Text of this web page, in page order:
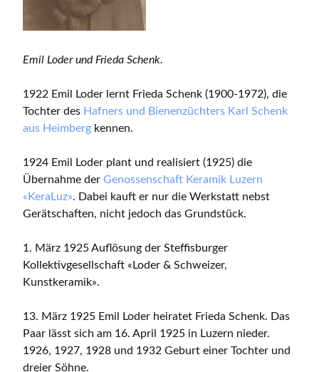
Emil Loder und Frieda Schenk.
1922 Emil Loder lernt Frieda Schenk (1900-1972), die
Tochter des Hafners und Bienenzüchters Karl Schenk
aus Heimberg kennen.
1924 Emil Loder plant und realisiert (1925) die
Übernahme der Genossenschaft Keramik Luzern
«KeraLuz». Dabei kauft er nur die Werkstatt nebst
Gerätschaften, nicht jedoch das Grundstück.
1. März 1925 Auflösung der Steffisburger
Kollektivgesellschaft «Loder & Schweizer,
Kunstkeramik».
13. März 1925 Emil Loder heiratet Frieda Schenk. Das
Paar lässt sich am 16. April 1925 in Luzern nieder.
1926, 1927, 1928 und 1932 Geburt einer Tochter und
dreier Söhne.